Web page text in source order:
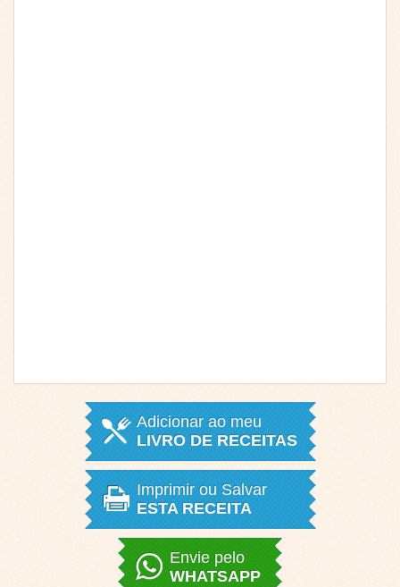
Adicionar ao meu
LIVRO DE RECEITAS
Imprimir ou Salvar
ESTA RECEITA
Envie pelo
WHATSAPP